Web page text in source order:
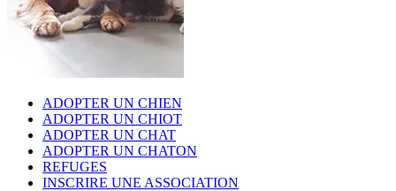
ADOPTER UN CHIEN
ADOPTER UN CHIOT
ADOPTER UN CHAT
ADOPTER UN CHATON
REFUGES
INSCRIRE UNE ASSOCIATION